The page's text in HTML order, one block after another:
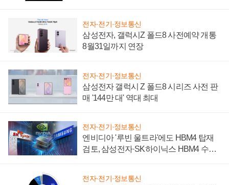
전자·전기·정보통신
삼성전자, 갤럭시Z 폴드8 사전예약 개통
8월31일까지 연장
전자·전기·정보통신
삼성전자 갤럭시 Z 폴드8 시리즈 사전 판
매 '144만 대' 역대 최대
전자·전기·정보통신
엔비디아 '루빈 울트라'에도 HBM4 탑재
검토, 삼성전자·SK하이닉스 HBM4 수율
전자·전기·정보통신